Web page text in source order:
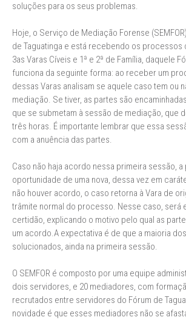
soluções para os seus problemas.
Hoje, o Serviço de Mediação Forense
de Taguatinga e está recebendo os processos
3as Varas Cíveis e 1ª e 2ª de Família, daquele
funciona da seguinte forma: ao receber um
dessas Varas analisam se aquele caso tem ou
mediação. Se tiver, as partes são
que se submetam à sessão de mediação, que
três horas. É importante lembrar que essa
com a anuência das partes.
Caso não haja acordo nessa primeira sessão, a
oportunidade de uma nova, dessa vez em
não houver acordo, o caso retorna à Vara de
trâmite normal do processo. Nesse caso, será
certidão, explicando o motivo pelo qual as
um acordo.A expectativa é de que a maioria
solucionados, ainda na primeira sessão.
O SEMFOR é composto por uma equipe
dois servidores, e 20 mediadores, com
recrutados entre servidores do Fórum de
novidade é que esses mediadores não se